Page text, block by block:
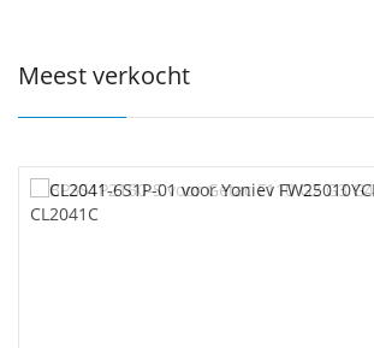
Meest verkocht